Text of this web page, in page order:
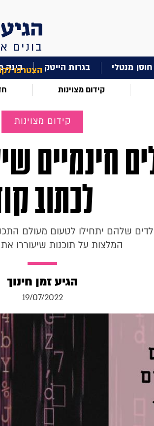
הצטרפו חוסן מנטלי בגרות הייטק בינה
קידום מצוינות
קידום מצוינות
חינמיים
לכתוב
שלהם יתחילו לטעום מעולם
המלצות על תוכנות שיעוררו
הגיע זמן חינוך
19/07/2022